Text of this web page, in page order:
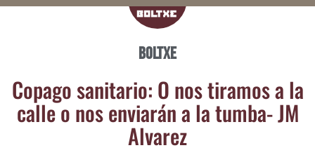
Boltxe
Copa­go sani­ta­rio: O nos tira­mos a la
calle o nos envia­rán a la tum­ba- JM
Alvarez